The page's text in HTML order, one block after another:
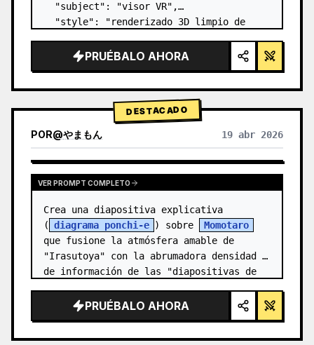
  "subject": "visor VR",
  "style": "renderizado 3D limpio de
detalles brillantes",
  "background": "{argument
PRUÉBALO AHORA
DESTACADO
POR@やまもん 19 abr 2026
VER RESULTADOS DE OTROS MODELOS
VER PROMPT COMPLETO
Crea una diapositiva explicativa
( diagrama ponchi-e ) sobre
Momotaro
que fusione la atmósfera amable de
"Irasutoya" con la abrumadora densidad
de información de las "diapositivas de
PRUÉBALO AHORA